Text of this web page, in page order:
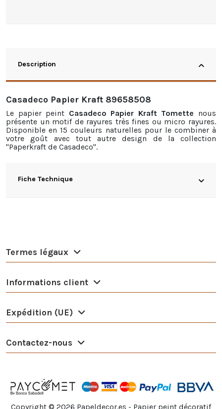
Description
Casadeco Papier Kraft 89658508
Le papier peint Casadeco Papier Kraft Tomette nous
présente un motif de rayures très fines ou micro rayures.
Disponible en 15 couleurs naturelles pour le combiner à
votre goût avec tout autre design de la collection
"Paperkraft de Casadeco".
Fiche Technique
Termes légaux
Informations client
Expédition (UE)
Contactez-nous
Copyright © 2026 Papeldecor.es - Papier peint décoratif